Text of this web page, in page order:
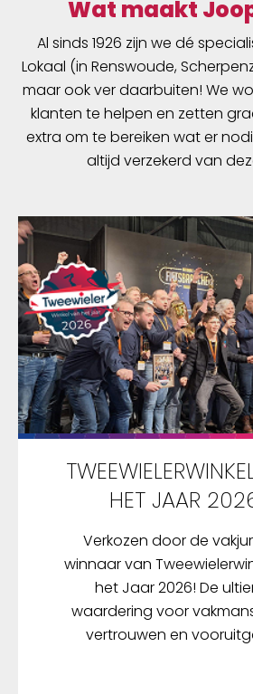
Wat maakt
Al sinds 1926 zijn we dé
Lokaal (in Renswoude,
maar ook ver daarbuiten! We
klanten te helpen en zetten
extra om te bereiken wat er
altijd verzekerd van
HET JAAR
Verkozen door de
winnaar van
het Jaar 2026! De
waardering voor
vertrouwen en